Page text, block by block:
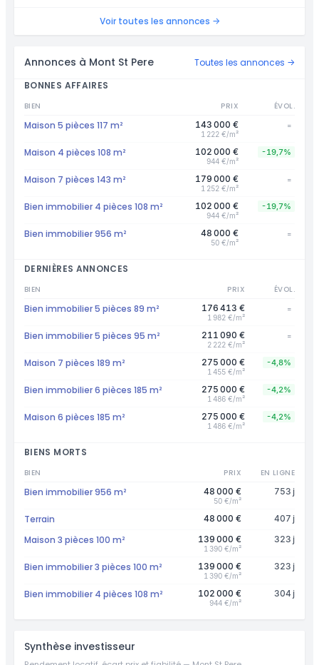
Voir toutes les annonces →
Annonces à Mont St Pere
Toutes les annonces →
BONNES AFFAIRES
BIEN PRIX ÉVOL.
Maison 5 pièces 117 m² 143 000 €
1 222 €/m²
=
Maison 4 pièces 108 m² 102 000 €
944 €/m²
-19,7%
Maison 7 pièces 143 m² 179 000 €
1 252 €/m²
=
Bien immobilier 4 pièces 108 m² 102 000 €
944 €/m²
-19,7%
Bien immobilier 956 m² 48 000 €
50 €/m²
=
DERNIÈRES ANNONCES
BIEN PRIX ÉVOL.
Bien immobilier 5 pièces 89 m² 176 413 €
1 982 €/m²
=
Bien immobilier 5 pièces 95 m² 211 090 €
2 222 €/m²
=
Maison 7 pièces 189 m² 275 000 €
1 455 €/m²
-4,8%
Bien immobilier 6 pièces 185 m² 275 000 €
1 486 €/m²
-4,2%
Maison 6 pièces 185 m² 275 000 €
1 486 €/m²
-4,2%
BIENS MORTS
BIEN PRIX EN LIGNE
Bien immobilier 956 m² 48 000 €
50 €/m²
753 j
Terrain 48 000 € 407 j
Maison 3 pièces 100 m² 139 000 €
1 390 €/m²
323 j
Bien immobilier 3 pièces 100 m² 139 000 €
1 390 €/m²
323 j
Bien immobilier 4 pièces 108 m² 102 000 €
944 €/m²
304 j
Synthèse investisseur